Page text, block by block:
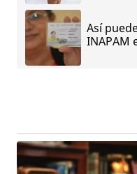
Así
INAPAM